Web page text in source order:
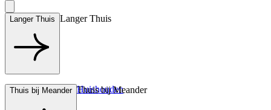
Langer Thuis Langer Thuis
Hulp bij het Huishouden
Thuis bij Meander Thuis bij Meander